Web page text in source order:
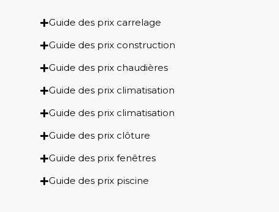
Guide des prix carrelage
Guide des prix construction
Guide des prix chaudières
Guide des prix climatisation
Guide des prix climatisation
Guide des prix clôture
Guide des prix fenêtres
Guide des prix piscine